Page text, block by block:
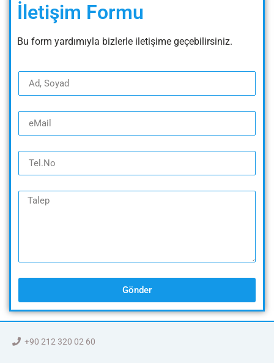
İletişim Formu
Bu form yardımıyla bizlerle iletişime geçebilirsiniz.
Gönder
+90 212 320 02 60